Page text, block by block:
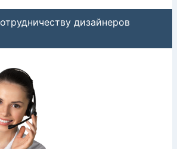
дизайнеров